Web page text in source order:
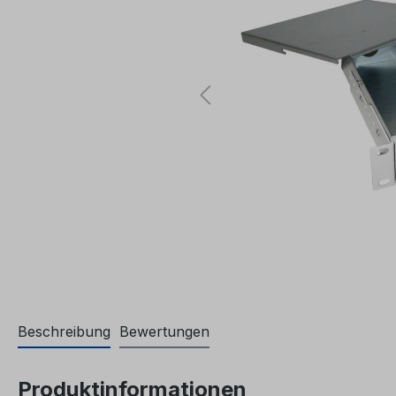
Beschreibung Bewertungen
Produktinformationen